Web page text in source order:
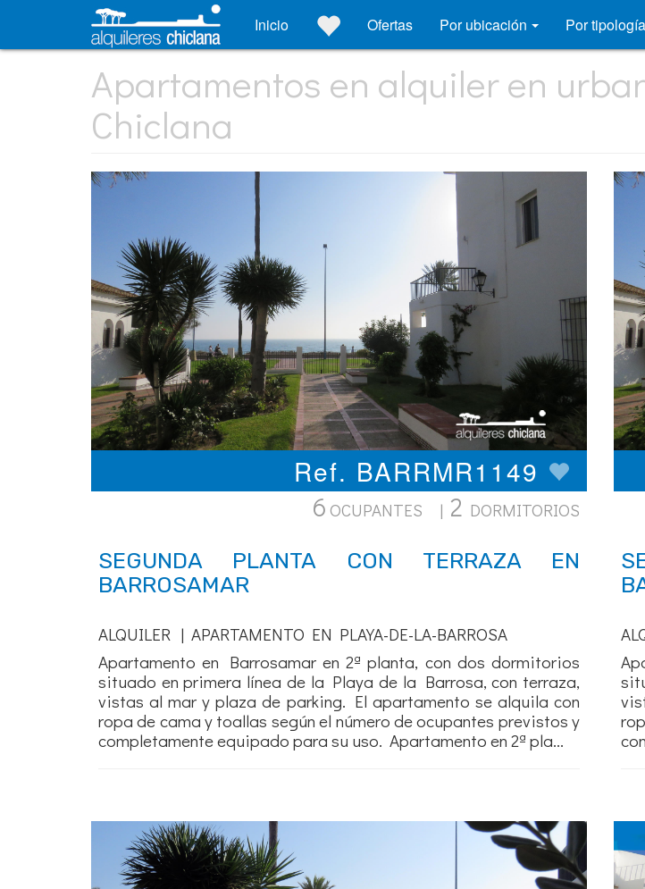
Inicio Ofertas Por ubicación Por tipología
Apartamentos en alquiler en
Chiclana
Ref. BARRMR1149
6 OCUPANTES | 2 DORMITORIOS
SEGUNDA PLANTA CON TERRAZA EN
BARROSAMAR
ALQUILER | APARTAMENTO EN PLAYA-DE-LA-BARROSA
Apartamento en Barrosamar en 2ª planta, con dos dormitorios
situado en primera línea de la Playa de la Barrosa, con terraza,
vistas al mar y plaza de parking. El apartamento se alquila con
ropa de cama y toallas según el número de ocupantes previstos y
completamente equipado para su uso. Apartamento en 2ª pla...